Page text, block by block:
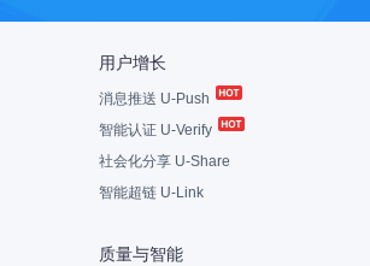
用户增长
消息推送 U-Push
智能认证 U-Verify
社会化分享 U-Share
智能超链 U-Link
质量与智能